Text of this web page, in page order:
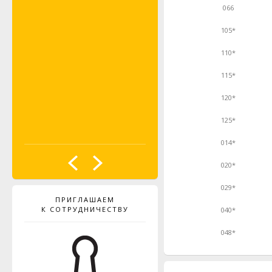
ПРИГЛАШАЕМ
К СОТРУДНИЧЕСТВУ
066
105*
110*
115*
120*
125*
014*
020*
029*
040*
048*